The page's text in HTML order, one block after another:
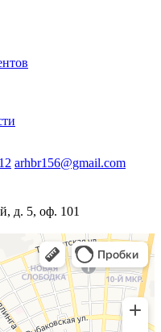
arhbr156@gmail.com
д. 5, оф. 101